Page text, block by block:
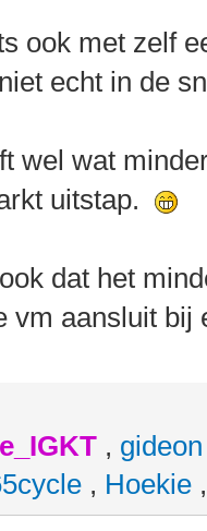
ook met zelf
echt in de
wel wat
uitstap.
dat het
vm aansluit
, gideon
, Hoekie